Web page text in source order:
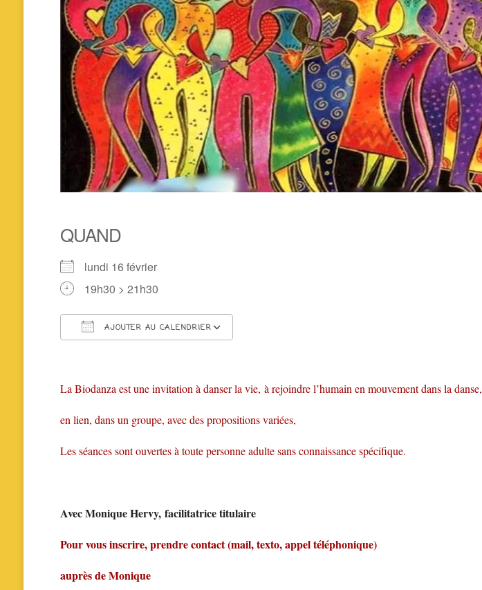
QUAND
lundi 16 février
19h30 > 21h30
AJOUTER AU CALENDRIER
La Biodanza est une invitation à danser la vie, à rejoindre l’humain en mouvement dans la danse,
en lien, dans un groupe, avec des propositions variées,
Les séances sont ouvertes à toute personne adulte sans connaissance spécifique.
Avec Monique Hervy, facilitatrice titulaire
Pour vous inscrire, prendre contact (mail, texto, appel téléphonique)
auprès de Monique